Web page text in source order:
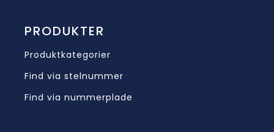
PRODUKTER
Produktkategorier
Find via stelnummer
Find via nummerplade